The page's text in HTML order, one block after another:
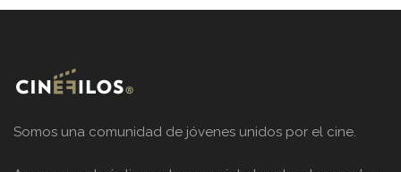
Somos una comunidad de jóvenes unidos por el cine.